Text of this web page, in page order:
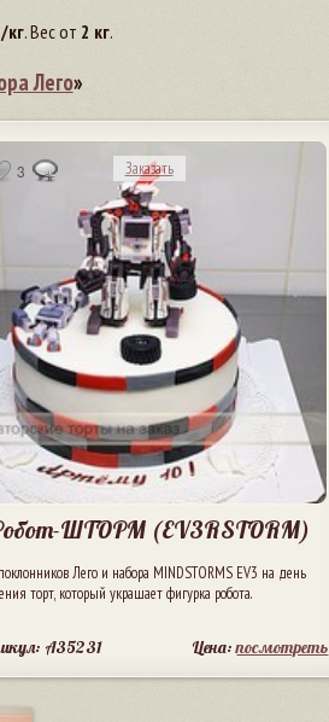
кг. Вес от 2 кг.
Лего»
3 Заказать
ШТОРМ (EV3RSTORM)
Лего и набора MINDSTORMS EV3 на день
торт, который украшает фигурка робота.
A35231 Цена:посмотреть